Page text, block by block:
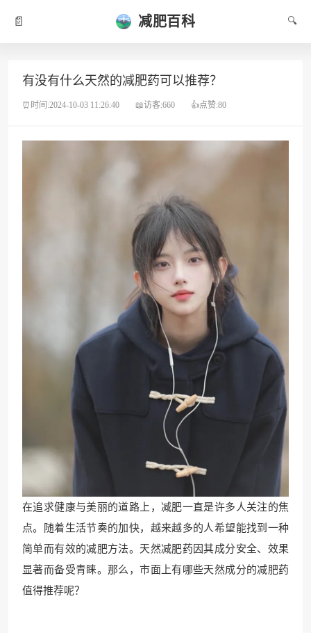
📄 减肥百科 🔍
有没有什么天然的减肥药可以推荐？
⏰时间:2024-10-03 11:26:40 📖访客:660 👍点赞:80
在追求健康与美丽的道路上，减肥一直是许多人关注的焦
点。随着生活节奏的加快，越来越多的人希望能找到一种
简单而有效的减肥方法。天然减肥药因其成分安全、效果
显著而备受青睐。那么，市面上有哪些天然成分的减肥药
值得推荐呢？